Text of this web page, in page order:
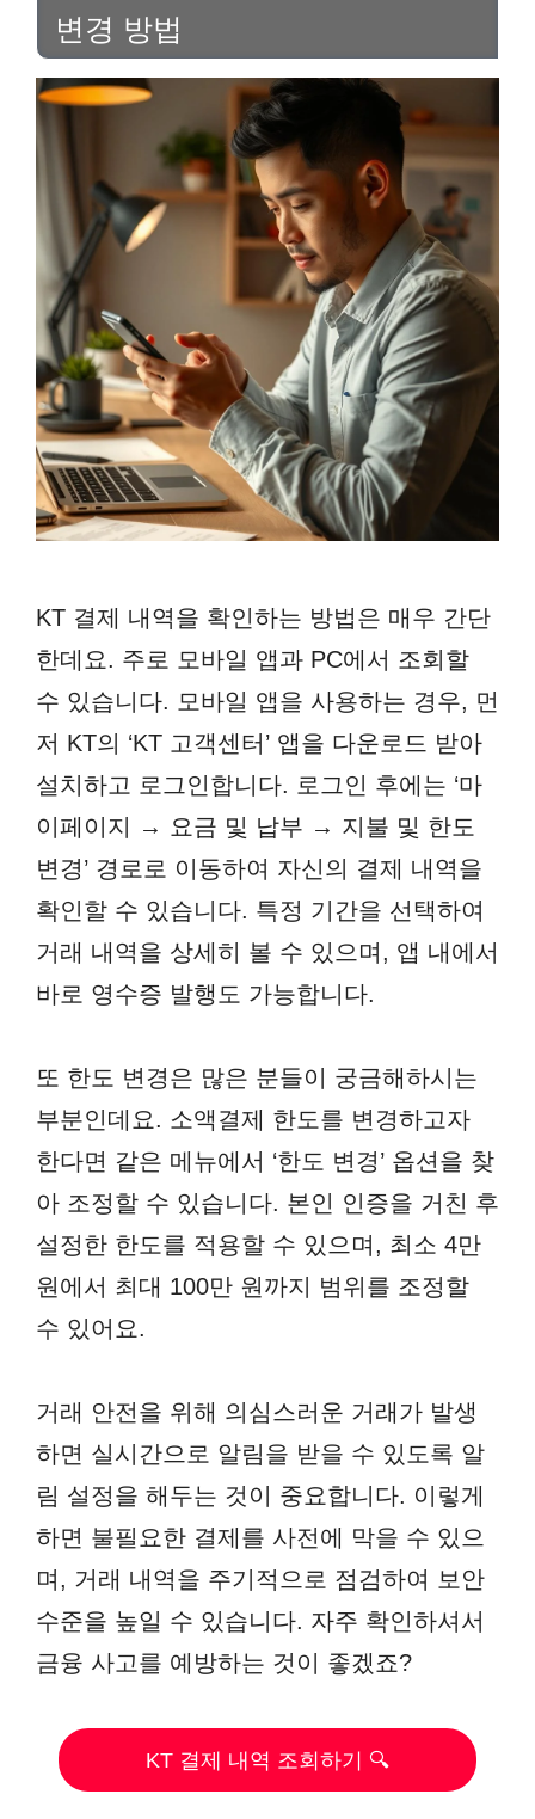
변경 방법
KT 결제 내역을 확인하는 방법은 매우 간단
한데요. 주로 모바일 앱과 PC에서 조회할
수 있습니다. 모바일 앱을 사용하는 경우, 먼
저 KT의 ‘KT 고객센터’ 앱을 다운로드 받아
설치하고 로그인합니다. 로그인 후에는 ‘마
이페이지 → 요금 및 납부 → 지불 및 한도
변경’ 경로로 이동하여 자신의 결제 내역을
확인할 수 있습니다. 특정 기간을 선택하여
거래 내역을 상세히 볼 수 있으며, 앱 내에서
바로 영수증 발행도 가능합니다.
또 한도 변경은 많은 분들이 궁금해하시는
부분인데요. 소액결제 한도를 변경하고자
한다면 같은 메뉴에서 ‘한도 변경’ 옵션을 찾
아 조정할 수 있습니다. 본인 인증을 거친 후
설정한 한도를 적용할 수 있으며, 최소 4만
원에서 최대 100만 원까지 범위를 조정할
수 있어요.
거래 안전을 위해 의심스러운 거래가 발생
하면 실시간으로 알림을 받을 수 있도록 알
림 설정을 해두는 것이 중요합니다. 이렇게
하면 불필요한 결제를 사전에 막을 수 있으
며, 거래 내역을 주기적으로 점검하여 보안
수준을 높일 수 있습니다. 자주 확인하셔서
금융 사고를 예방하는 것이 좋겠죠?
KT 결제 내역 조회하기 🔍